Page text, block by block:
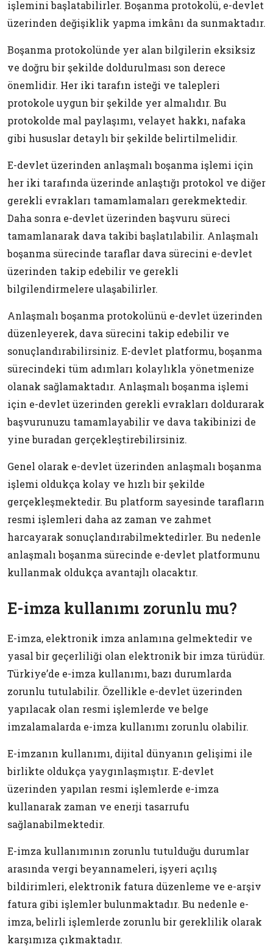
işlemini başlatabilirler. Boşanma protokolü, e-devlet
üzerinden değişiklik yapma imkânı da sunmaktadır.
Boşanma protokolünde yer alan bilgilerin eksiksiz
ve doğru bir şekilde doldurulması son derece
önemlidir. Her iki tarafın isteği ve talepleri
protokole uygun bir şekilde yer almalıdır. Bu
protokolde mal paylaşımı, velayet hakkı, nafaka
gibi hususlar detaylı bir şekilde belirtilmelidir.
E-devlet üzerinden anlaşmalı boşanma işlemi için
her iki tarafında üzerinde anlaştığı protokol ve diğer
gerekli evrakları tamamlamaları gerekmektedir.
Daha sonra e-devlet üzerinden başvuru süreci
tamamlanarak dava takibi başlatılabilir. Anlaşmalı
boşanma sürecinde taraflar dava sürecini e-devlet
üzerinden takip edebilir ve gerekli
bilgilendirmelere ulaşabilirler.
Anlaşmalı boşanma protokolünü e-devlet üzerinden
düzenleyerek, dava sürecini takip edebilir ve
sonuçlandırabilirsiniz. E-devlet platformu, boşanma
sürecindeki tüm adımları kolaylıkla yönetmenize
olanak sağlamaktadır. Anlaşmalı boşanma işlemi
için e-devlet üzerinden gerekli evrakları doldurarak
başvurunuzu tamamlayabilir ve dava takibinizi de
yine buradan gerçekleştirebilirsiniz.
Genel olarak e-devlet üzerinden anlaşmalı boşanma
işlemi oldukça kolay ve hızlı bir şekilde
gerçekleşmektedir. Bu platform sayesinde tarafların
resmi işlemleri daha az zaman ve zahmet
harcayarak sonuçlandırabilmektedirler. Bu nedenle
anlaşmalı boşanma sürecinde e-devlet platformunu
kullanmak oldukça avantajlı olacaktır.
E-imza kullanımı zorunlu mu?
E-imza, elektronik imza anlamına gelmektedir ve
yasal bir geçerliliği olan elektronik bir imza türüdür.
Türkiye’de e-imza kullanımı, bazı durumlarda
zorunlu tutulabilir. Özellikle e-devlet üzerinden
yapılacak olan resmi işlemlerde ve belge
imzalamalarda e-imza kullanımı zorunlu olabilir.
E-imzanın kullanımı, dijital dünyanın gelişimi ile
birlikte oldukça yaygınlaşmıştır. E-devlet
üzerinden yapılan resmi işlemlerde e-imza
kullanarak zaman ve enerji tasarrufu
sağlanabilmektedir.
E-imza kullanımının zorunlu tutulduğu durumlar
arasında vergi beyannameleri, işyeri açılış
bildirimleri, elektronik fatura düzenleme ve e-arşiv
fatura gibi işlemler bulunmaktadır. Bu nedenle e-
imza, belirli işlemlerde zorunlu bir gereklilik olarak
karşımıza çıkmaktadır.